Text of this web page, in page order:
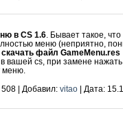
в CS 1.6 . Бывает такое,
меню (неприятно,
скачать файл GameMenu.res
в вашей cs, при замене
меню.
508 Добавил: vitao Дата: